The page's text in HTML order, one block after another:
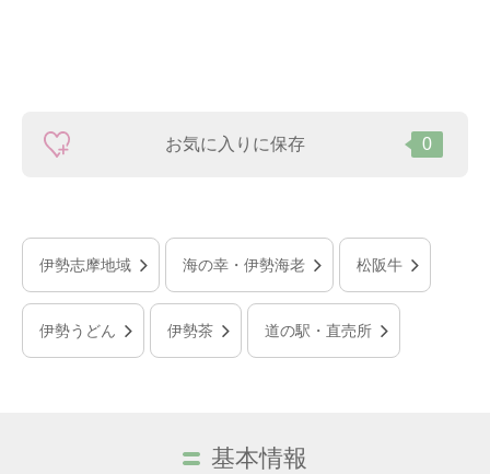
お気に入りに保存 0
伊勢志摩地域 海の幸・伊勢海老 松阪牛
伊勢うどん 伊勢茶 道の駅・直売所
基本情報